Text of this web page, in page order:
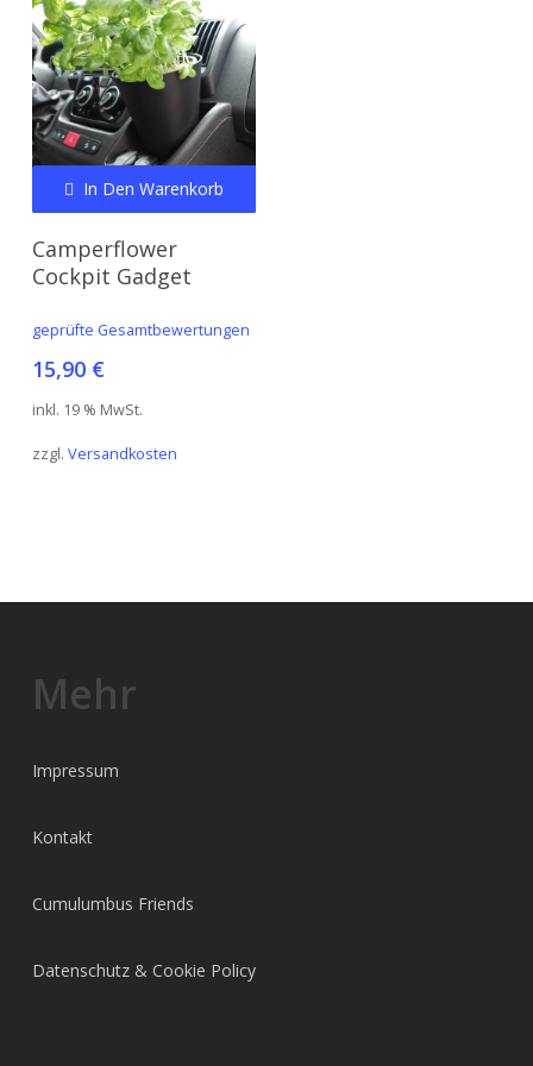
In Den Warenkorb
Camperflower
Cockpit Gadget
geprüfte Gesamtbewertungen
15,90 €
inkl. 19 % MwSt.
zzgl. Versandkosten
Mehr
Impressum
Kontakt
Cumulumbus Friends
Datenschutz & Cookie Policy